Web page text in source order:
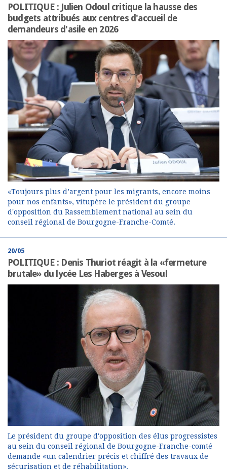
POLITIQUE : Julien Odoul critique la hausse des
budgets attribués aux centres d'accueil de
demandeurs d'asile en 2026
«Toujours plus d’argent pour les migrants, encore moins
pour nos enfants», vitupère le président du groupe
d'opposition du Rassemblement national au sein du
conseil régional de Bourgogne-Franche-Comté.
20/05
POLITIQUE : Denis Thuriot réagit à la «fermeture
brutale» du lycée Les Haberges à Vesoul
Le président du groupe d'opposition des élus progressistes
au sein du conseil régional de Bourgogne-Franche-comté
demande «un calendrier précis et chiffré des travaux de
sécurisation et de réhabilitation».